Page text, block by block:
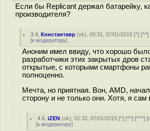
Если бы Replicant держал батарейку,
производителя?
3.4 ,Константавр (ok), 00:31, 07/01/2015 [^] [^^]
[к модератору]
Аноним имел ввиду, что хорошо
разработчики этих закрытых дров
открытые, с которыми смартфоны
полноценно.
Мечта, но приятная. Вон, AMD,
сторону и не только они. Хотя, я сам
4.6 ,iZEN (ok), 01:32, 07/01/2015 [^] [^^] [^^^] [
[к модератору]